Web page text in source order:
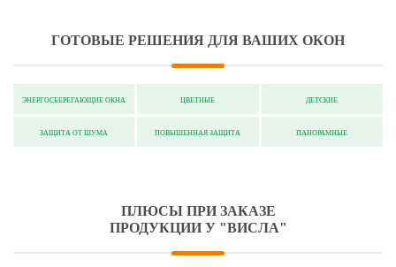
ГОТОВЫЕ РЕШЕНИЯ ДЛЯ ВАШИХ ОКОН
ЭНЕРГОСБЕРЕГАЮЩИЕ ОКНА ЦВЕТНЫЕ ДЕТСКИЕ
ЗАЩИТА ОТ ШУМА ПОВЫШЕННАЯ ЗАЩИТА ПАНОРАМНЫЕ
ПЛЮСЫ ПРИ ЗАКАЗЕ
ПРОДУКЦИИ У "ВИСЛА"